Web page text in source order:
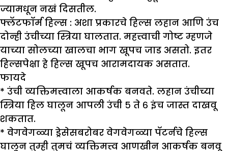
ज्यामधून नखं दिसतील.
फ्लॅटफॉर्म हिल्स : अशा प्रकारचे हिल्स लहान आणि उंच
दोन्ही उंचीच्या स्त्रिया घालतात. महत्त्वाची गोष्ट म्हणजे
याच्या सोलच्या खालचा भाग खूपच जाड असतो. इतर
हिल्सपेक्षा हे हिल्स खूपच आरामदायक असतात.
फायदे
* उंची व्यक्तिमत्त्वाला आकर्षक बनवते. लहान उंचीच्या
स्त्रिया हिल घालून आपली उंची ५ ते ६ इंच जास्त दाखवू
शकतात.
* वेगवेगळ्या ड्रेसेसबरोबर वेगवेगळ्या पॅटर्नचे हिल्स
घालून तुम्ही तुमचं व्यक्तिमत्त्व आणखीन आकर्षक बनवू